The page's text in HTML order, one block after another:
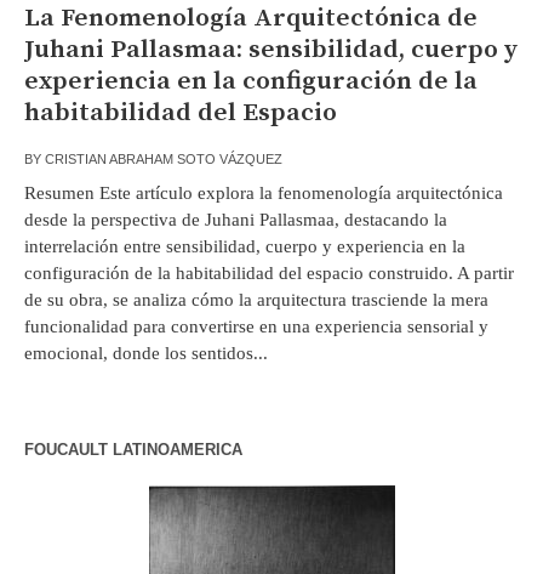
La Fenomenología Arquitectónica de
Juhani Pallasmaa: sensibilidad, cuerpo y
experiencia en la configuración de la
habitabilidad del Espacio
BY CRISTIAN ABRAHAM SOTO VÁZQUEZ
Resumen Este artículo explora la fenomenología arquitectónica
desde la perspectiva de Juhani Pallasmaa, destacando la
interrelación entre sensibilidad, cuerpo y experiencia en la
configuración de la habitabilidad del espacio construido. A partir
de su obra, se analiza cómo la arquitectura trasciende la mera
funcionalidad para convertirse en una experiencia sensorial y
emocional, donde los sentidos...
FOUCAULT LATINOAMERICA